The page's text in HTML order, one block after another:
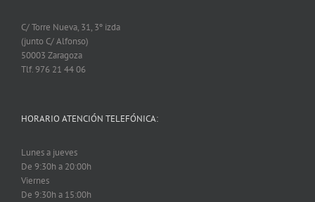
C/ Torre Nueva, 31, 3º izda
(junto C/ Alfonso)
50003 Zaragoza
Tlf. 976 21 44 06
HORARIO ATENCIÓN TELEFÓNICA:
Lunes a jueves
De 9:30h a 20:00h
Viernes
De 9:30h a 15:00h